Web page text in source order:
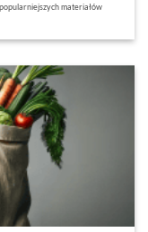
materiałów